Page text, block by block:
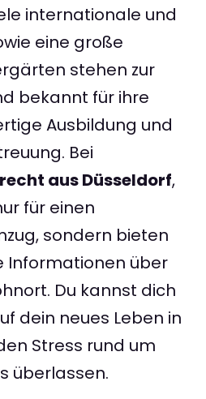
internationale und
eine große
stehen zur
bekannt für ihre
Ausbildung und
Bei
aus Düsseldorf,
für einen
sondern bieten
Informationen über
Du kannst dich
dein neues Leben in
Stress rund um
überlassen.